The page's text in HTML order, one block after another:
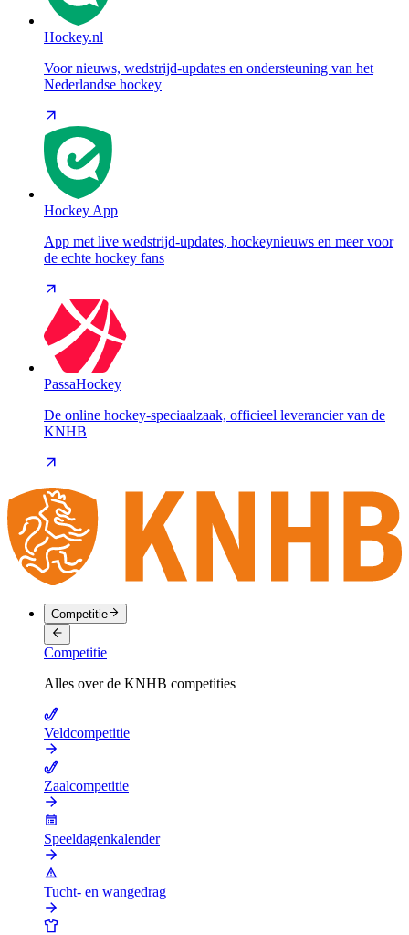
Hockey.nl
Voor nieuws, wedstrijd-updates en ondersteuning van het
Nederlandse hockey
Hockey App
App met live wedstrijd-updates, hockeynieuws en meer voor
de echte hockey fans
PassaHockey
De online hockey-speciaalzaak, officieel leverancier van de
KNHB
Competitie
Competitie
Alles over de KNHB competities
Veldcompetitie
Zaalcompetitie
Speeldagenkalender
Tucht- en wangedrag